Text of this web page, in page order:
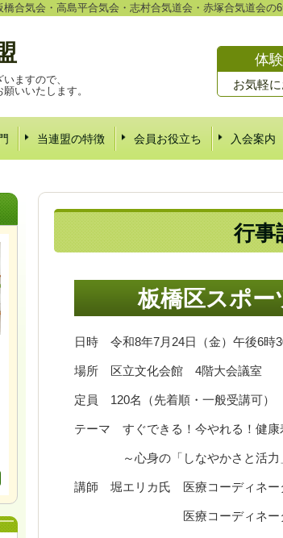
合気会・高島平合気会・志村合気道会・赤塚合気道会の
ますので、
いいたします。
体
お気軽
当連盟の特徴 会員お役立ち 入会案内
行事
板橋区スポー
日時 令和8年7月24日（金）午後6時
場所 区立文化会館 4階大会議室
定員 120名（先着順・一般受講可）
テーマ すぐできる！今やれる！健康
～心身の「しなやかさと活力」
講師 堀エリカ氏 医療コーディネー
医療コーディネータージ